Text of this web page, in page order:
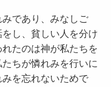
であり、みなしご
し、貧しい人を分け
たのは神が私たちを
ちが憐れみを行いに
を忘れないためで